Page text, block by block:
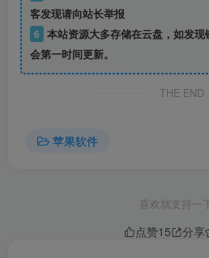
客发现请向站长举报
6 本站资源大多存储在云盘，如发
会第一时间更新。
THE END
苹果软件
喜欢就支持一
点赞15 分享